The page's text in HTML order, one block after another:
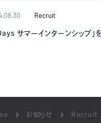
Recruit
サマーインターンシップ｣
お知らせ Recruit